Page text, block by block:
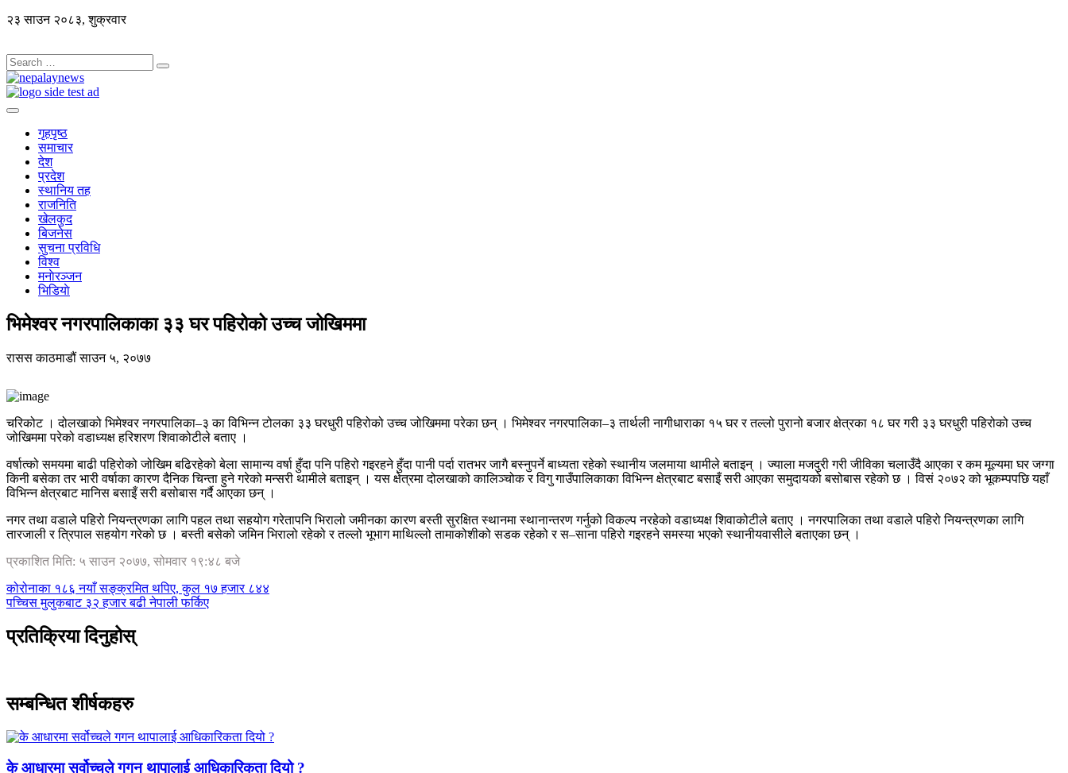
२३ साउन २०८३, शुक्रवार
गृहपृष्ठ
समाचार
देश
प्रदेश
स्थानिय तह
राजनिति
खेलकुद
बिजनेस
सुचना प्रविधि
विश्व
मनाेरञ्जन
भिडियाे
भिमेश्वर नगरपालिकाका ३३ घर पहिरोको उच्च जोखिममा
राससकाठमाडौंसाउन ५, २०७७
चरिकोट । दोलखाको भिमेश्वर नगरपालिका–३ का विभिन्न टोलका ३३ घरधुरी पहिरोको उच्च जोखिममा परेका छन् । भिमेश्वर नगरपालिका–३ तार्थली नागीधाराका १५ घर र तल्लो पुरानो बजार क्षेत्रका १८ घर गरी ३३ घरधुरी पहिरोको उच्च
जोखिममा परेको वडाध्यक्ष हरिशरण शिवाकोटीले बताए ।
वर्षात्को समयमा बाढी पहिरोको जोखिम बढिरहेको बेला सामान्य वर्षा हुँदा पनि पहिरो गइरहने हुँदा पानी पर्दा रातभर जागै बस्नुपर्ने बाध्यता रहेको स्थानीय जलमाया थामीले बताइन् । ज्याला मजदुरी गरी जीविका चलाउँदै आएका र कम मूल्यमा घर जग्गा
किनी बसेका तर भारी वर्षाका कारण दैनिक चिन्ता हुने गरेको मन्सरी थामीले बताइन् । यस क्षेत्रमा दोलखाको कालिञ्चोक र विगु गाउँपालिकाका विभिन्न क्षेत्रबाट बसाइँ सरी आएका समुदायको बसोबास रहेको छ । विसं २०७२ को भूकम्पपछि यहाँ
विभिन्न क्षेत्रबाट मानिस बसाइँ सरी बसोबास गर्दै आएका छन् ।
नगर तथा वडाले पहिरो नियन्त्रणका लागि पहल तथा सहयोग गरेतापनि भिरालो जमीनका कारण बस्ती सुरक्षित स्थानमा स्थानान्तरण गर्नुको विकल्प नरहेको वडाध्यक्ष शिवाकोटीले बताए । नगरपालिका तथा वडाले पहिरो नियन्त्रणका लागि
तारजाली र त्रिपाल सहयोग गरेको छ । बस्ती बसेको जमिन भिरालो रहेको र तल्लो भूभाग माथिल्लो तामाकोशीको सडक रहेको र स–साना पहिरो गइरहने समस्या भएको स्थानीयवासीले बताएका छन् ।
प्रकाशित मिति: ५ साउन २०७७, सोमवार १९:४८ बजे
कोरोनाका १८६ नयाँ सङ्क्रमित थपिए, कुल १७ हजार ८४४
पच्चिस मुलुकबाट ३२ हजार बढी नेपाली फर्किए
प्रतिक्रिया दिनुहोस्
सम्बन्धित शीर्षकहरु
के आधारमा सर्वोच्चले गगन थापालाई आधिकारिकता दियो ?